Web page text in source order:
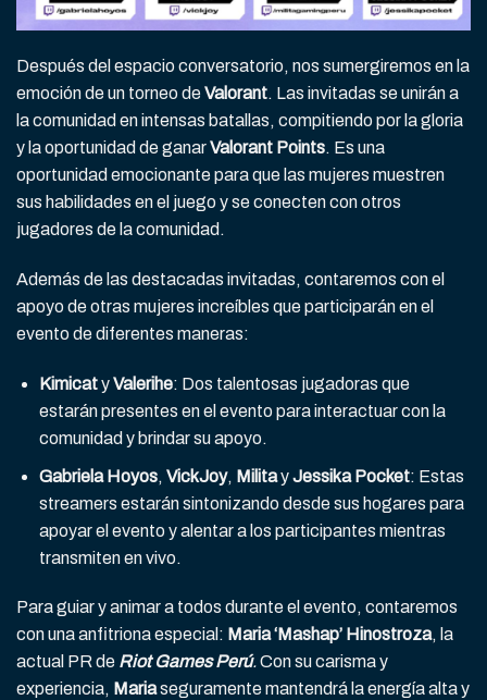
Después del espacio conversatorio, nos sumergiremos en la
emoción de un torneo deValorant. Las invitadas se unirán a
la comunidad en intensas batallas, compitiendo por la gloria
y la oportunidad de ganarValorant Points. Es una
oportunidad emocionante para que las mujeres muestren
sus habilidades en el juego y se conecten con otros
jugadores de la comunidad.
Además de las destacadas invitadas, contaremos con el
apoyo de otras mujeres increíbles que participarán en el
evento de diferentes maneras:
KimicatyValerihe: Dos talentosas jugadoras que
estarán presentes en el evento para interactuar con la
comunidad y brindar su apoyo.
Gabriela Hoyos, VickJoy, MilitayJessika Pocket: Estas
streamers estarán sintonizando desde sus hogares para
apoyar el evento y alentar a los participantes mientras
transmiten en vivo.
Para guiar y animar a todos durante el evento, contaremos
con una anfitriona especial: Maria ‘Mashap’ Hinostroza, la
actual PR de Riot Games Perú.Con su carisma y
experiencia, Mariaseguramente mantendrá la energía alta y